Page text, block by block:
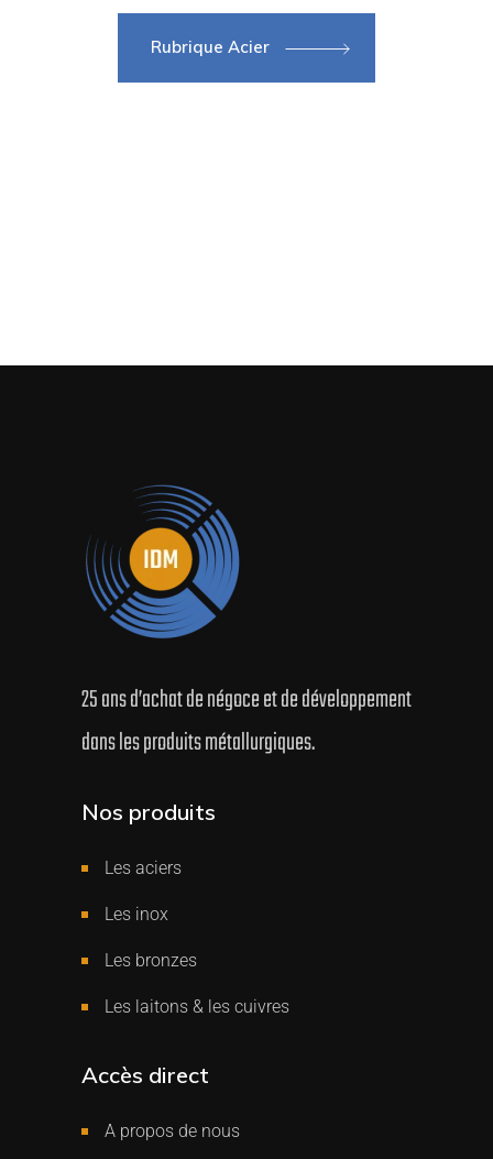
Rubrique Acier
25 ans d’achat de négoce et de développement
dans les produits métallurgiques.
Nos produits
Les aciers
Les inox
Les bronzes
Les laitons & les cuivres
Accès direct
A propos de nous